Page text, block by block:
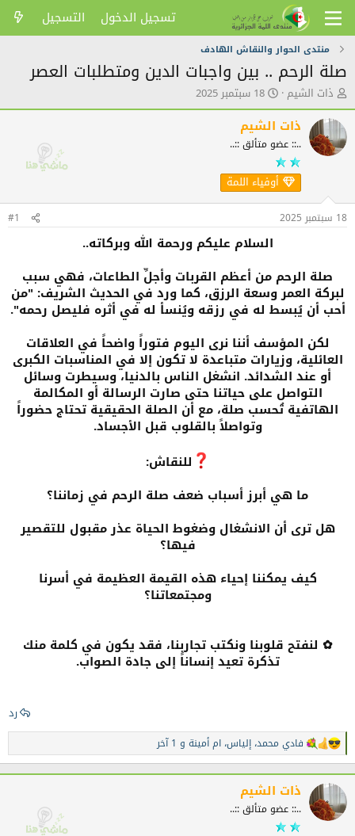
تسجيل الدخول التسجيل
منتدى الحوار والنقاش الهادف
صلة الرحم .. بين واجبات الدين ومتطلبات العصر
ك
ا
ت
ب
ا
ض
و
ذات الشيم ت
ا
ر
ي
خ
ل
ن
ش
18 سبتمبر 2025
ذات الشيم
..:: عضو متألق ::..
أوفياء اللمة
18 سبتمبر 2025 #1
السلام عليكم ورحمة الله وبركاته..
صلة الرحم من أعظم القربات وأجلِّ الطاعات، فهي سبب
لبركة العمر وسعة الرزق، كما ورد في الحديث الشريف: "من
أحب أن يُبسط له في رزقه ويُنسأ له في أثره فليصل رحمه".
لكن المؤسف أننا نرى اليوم فتوراً واضحاً في العلاقات
العائلية، وزيارات متباعدة لا تكون إلا في المناسبات الكبرى
أو عند الشدائد. انشغل الناس بالدنيا، وسيطرت وسائل
التواصل على حياتنا حتى صارت الرسالة أو المكالمة
الهاتفية تُحسب صلة، مع أن الصلة الحقيقية تحتاج حضوراً
وتواصلاً بالقلوب قبل الأجساد.
للنقاش:
ما هي أبرز أسباب ضعف صلة الرحم في زماننا؟
هل ترى أن الانشغال وضغوط الحياة عذر مقبول للتقصير
فيها؟
كيف يمكننا إحياء هذه القيمة العظيمة في أسرنا
ومجتمعاتنا؟
✿ لنفتح قلوبنا ونكتب تجاربنا، فقد يكون في كلمة منك
تذكرة تعيد إنساناً إلى جادة الصواب.
رد
ا
ل
ت
ف
ا
ع
فادي محمد، إلياس، ام أمينة و 1 آخر
ذات الشيم
..:: عضو متألق ::..